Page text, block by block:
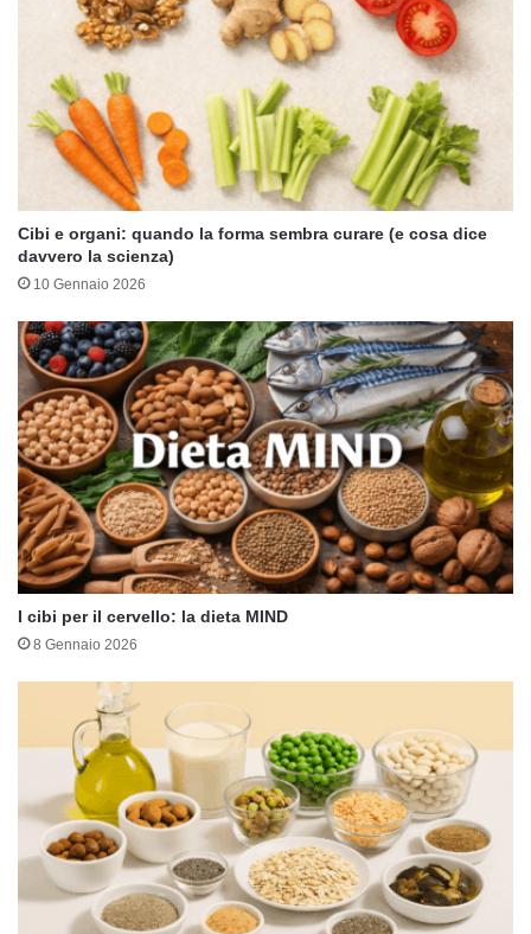
Cibi e organi: quando la forma sembra curare (e cosa dice
davvero la scienza)
10 Gennaio 2026
I cibi per il cervello: la dieta MIND
8 Gennaio 2026